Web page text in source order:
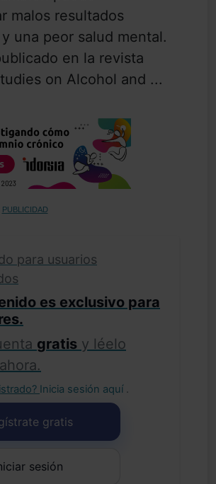
malos resultados
una peor salud mental.
en la revista
on Alcohol and ...
PUBLICIDAD
para usuarios
es exclusivo para
gratis y léelo
Inicia sesión aquí .
gratis
sesión